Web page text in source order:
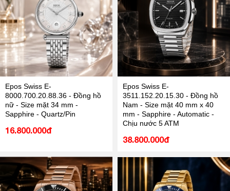
Epos Swiss E-
8000.700.20.88.36 - Đồng hồ
nữ - Size mặt 34 mm -
Sapphire - Quartz/Pin
16.800.000đ
Epos Swiss E-
3511.152.20.15.30 - Đồng hồ
Nam - Size mặt 40 mm x 40
mm - Sapphire - Automatic -
Chịu nước 5 ATM
38.800.000đ